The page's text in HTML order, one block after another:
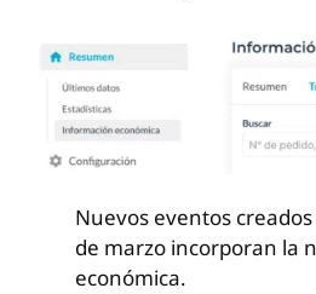
Nuevos eventos
de marzo incorporan la
económica.